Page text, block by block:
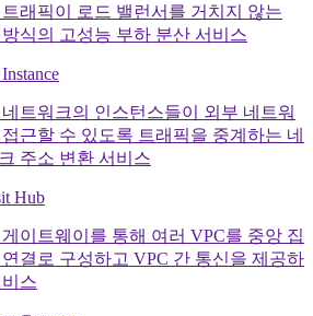
래픽이 로드 밸런서를 거치지 않는
방식의 고성능 부하 분산 서비스
트워크의 인스턴스들이 외부 네트워
접근할 수 있도록 트래픽을 중계하는 네
주소 변환 서비스
Hub
이트웨이를 통해 여러 VPC를 중앙 집
결로 구성하고 VPC 간 통신을 제공하
스